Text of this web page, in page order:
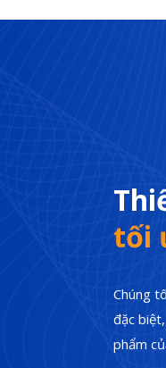
tối
Chúng
đặc
phẩm